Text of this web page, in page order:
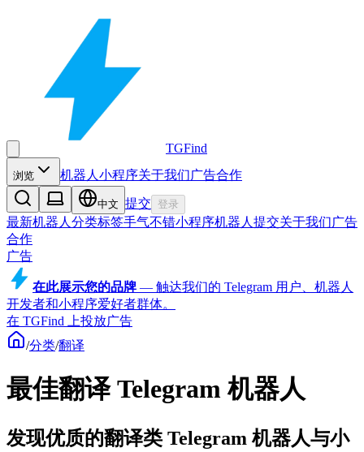
TGFind
浏览 机器人 小程序关于我们广告合作
中文 提交 登录
最新机器人 分类标签手气不错小程序机器人 提交关于我们广告
合作
广告
在此展示您的品牌 — 触达我们的 Telegram 用户、机器人
开发者和小程序爱好者群体。
在 TGFind 上投放广告
/分类/翻译
最佳翻译 Telegram 机器人
发现优质的翻译类 Telegram 机器人与小